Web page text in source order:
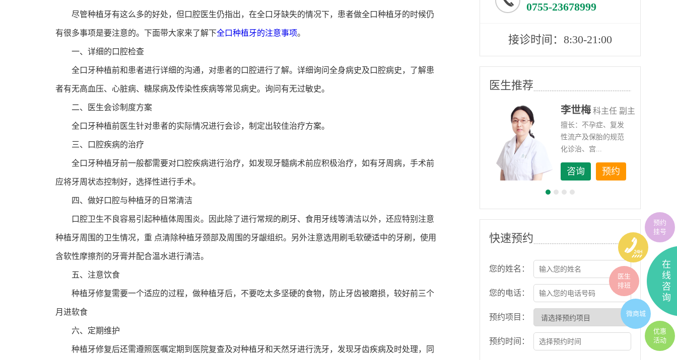
尽管种植牙有这么多的好处，但口腔医生仍指出，在全口牙缺失的情况下，患者做全口种植牙的时候仍
有很多事项是要注意的。下面带大家来了解下全口种植牙的注意事项。
一、详细的口腔检查
全口牙种植前和患者进行详细的沟通，对患者的口腔进行了解。详细询问全身病史及口腔病史，了解患
者有无高血压、心脏病、糖尿病及传染性疾病等常见病史。询问有无过敏史。
二、医生会诊制度方案
全口牙种植前医生针对患者的实际情况进行会诊，制定出较佳治疗方案。
三、口腔疾病的治疗
全口牙种植牙前一般都需要对口腔疾病进行治疗，如发现牙髓病术前应积极治疗，如有牙周病，手术前
应将牙周状态控制好，选择性进行手术。
四、做好口腔与种植牙的日常清洁
口腔卫生不良容易引起种植体周围炎。因此除了进行常规的刷牙、食用牙线等清洁以外，还应特别注意
种植牙周围的卫生情况，重 点清除种植牙颈部及周围的牙龈组织。另外注意选用刷毛软硬适中的牙刷，使用
含软性摩擦剂的牙膏并配合温水进行清洁。
五、注意饮食
种植牙修复需要一个适应的过程，做种植牙后，不要吃太多坚硬的食物，防止牙齿被磨损，较好前三个
月进软食
六、定期维护
种植牙修复后还需遵照医嘱定期到医院复查及对种植牙和天然牙进行洗牙，发现牙齿疾病及时处理，同
0755-23678999
接诊时间：8:30-21:00
医生推荐
李世梅 科主任 副主
任医师
擅长：不孕症、复发
性流产及保胎的规范
化诊治、宫...
咨询 预约
快速预约
您的姓名：
您的电话：
预约项目：
预约时间：
在
线
咨
询
预约
挂号
医生
排班
微商城
优惠
活动